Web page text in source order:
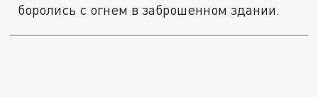
боролись с огнем в заброшенном здании.